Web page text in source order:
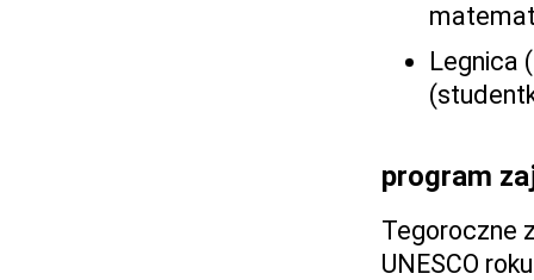
Legnica
program
Tegoroczne
UNESCO